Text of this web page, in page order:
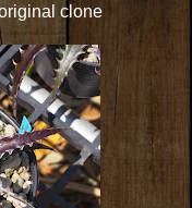
clone